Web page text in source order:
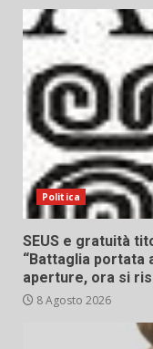
Politica
SEUS e gratuità
“Battaglia portata
aperture, ora si
8 Agosto 2026